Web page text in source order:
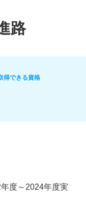
路
得できる資格
度～2024年度実